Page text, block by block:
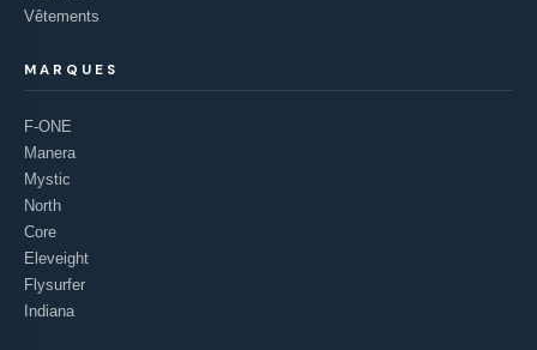
Vêtements
MARQUES
F-ONE
Manera
Mystic
North
Core
Eleveight
Flysurfer
Indiana